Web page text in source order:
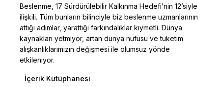
Beslenme, 17 Sürdürülebilir Kalkınma Hedefi’nin 12’siyle
ilişkili. Tüm bunların bilinciyle biz beslenme uzmanlarının
attığı adımlar, yarattığı farkındalıklar kıymetli. Dünya
kaynakları yetmiyor, artan dünya nüfusu ve tüketim
alışkanlıklarımızın değişmesi ile olumsuz yönde
etkileniyor.
İçerik Kütüphanesi